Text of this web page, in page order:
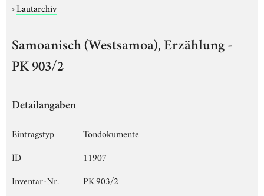
›Lautarchiv
Samoanisch (Westsamoa), Erzählung -
PK 903/2
Detailangaben
Eintragstyp
Tondokumente
ID
11907
Inventar-Nr.
PK 903/2